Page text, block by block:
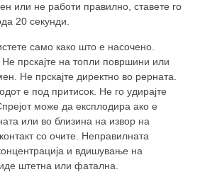
или не работи правилно, ставете го
20 секунди.
само како што е насочено.
прскајте на топли површини или
Не прскајте директно во рерната.
е под притисок. Не го удирајте
може да експлодира ако е
или во близина на извор на
со очите. Неправилната
и вдишување на
штетна или фатална.